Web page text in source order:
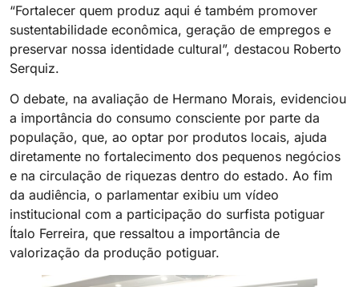
“Fortalecer quem produz aqui é também promover
sustentabilidade econômica, geração de empregos e
preservar nossa identidade cultural”, destacou Roberto
Serquiz.
O debate, na avaliação de Hermano Morais, evidenciou
a importância do consumo consciente por parte da
população, que, ao optar por produtos locais, ajuda
diretamente no fortalecimento dos pequenos negócios
e na circulação de riquezas dentro do estado. Ao fim
da audiência, o parlamentar exibiu um vídeo
institucional com a participação do surfista potiguar
Ítalo Ferreira, que ressaltou a importância de
valorização da produção potiguar.